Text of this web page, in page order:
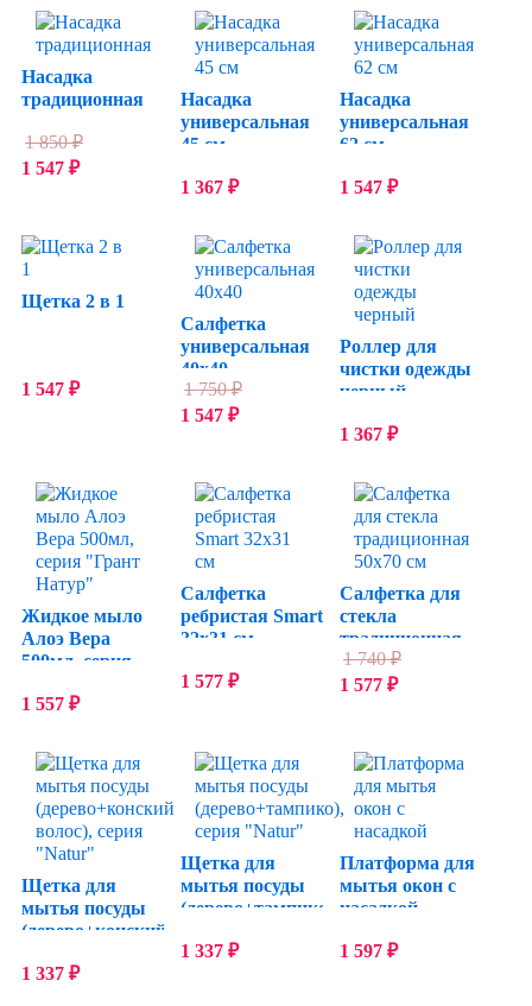
Насадка
традиционная
1 850₽
1 547 ₽
Насадка
универсальная
45 см
1 367 ₽
Насадка
универсальная
62 см
1 547 ₽
Щетка 2 в 1
1 547 ₽
Салфетка
универсальная
40x40
1 750₽
1 547 ₽
Роллер для
чистки одежды
черный
1 367 ₽
Жидкое мыло
Алоэ Вера
500мл, серия
1 557 ₽
Салфетка
ребристая Smart
32х31 см
1 577 ₽
Салфетка для
стекла
традиционная
50х70 см
1 740₽
1 577 ₽
Щетка для
мытья посуды
(дерево+конский
"Natur"
1 337 ₽
Щетка для
мытья посуды
(дерево+тампико),
1 337 ₽
Платформа для
мытья окон с
насадкой
1 597 ₽